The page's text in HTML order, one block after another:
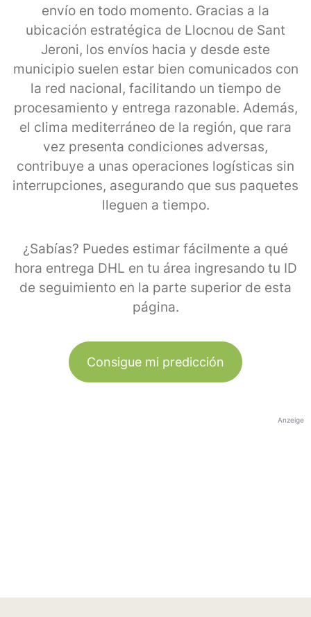
envío en todo momento. Gracias a la
ubicación estratégica de Llocnou de Sant
Jeroni, los envíos hacia y desde este
municipio suelen estar bien comunicados con
la red nacional, facilitando un tiempo de
procesamiento y entrega razonable. Además,
el clima mediterráneo de la región, que rara
vez presenta condiciones adversas,
contribuye a unas operaciones logísticas sin
interrupciones, asegurando que sus paquetes
lleguen a tiempo.
¿Sabías? Puedes estimar fácilmente a qué
hora entrega DHL en tu área ingresando tu ID
de seguimiento en la parte superior de esta
página.
Consigue mi predicción
Anzeige